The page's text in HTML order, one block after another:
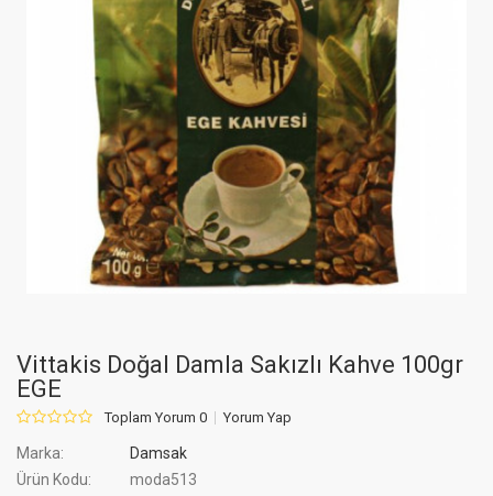
Vittakis Doğal Damla Sakızlı Kahve 100gr
EGE
Toplam Yorum 0 Yorum Yap
Marka:
Damsak
Ürün Kodu:
moda513